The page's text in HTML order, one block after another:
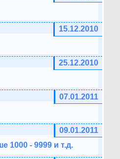
15.12.2010
25.12.2010
07.01.2011
09.01.2011
1000 - 9999 и т.д.